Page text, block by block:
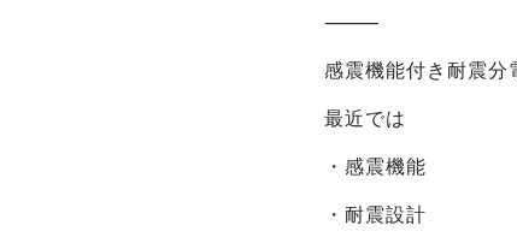
⸻
感震機能付き耐震分
最近では
・感震機能
・耐震設計